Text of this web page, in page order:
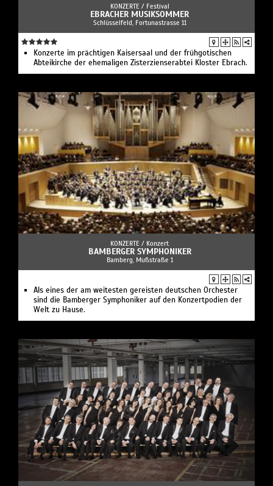
KONZERTE / Festival
EBRACHER MUSIKSOMMER
Schlüsselfeld, Fortunastrasse 11
Konzerte im prächtigen Kaisersaal und der frühgotischen
Abteikirche der ehemaligen Zisterzienserabtei Kloster Ebrach.
KONZERTE / Konzert
BAMBERGER SYMPHONIKER
Bamberg, Mußstraße 1
Als eines der am weitesten gereisten deutschen Orchester
sind die Bamberger Symphoniker auf den Konzertpodien der
Welt zu Hause.